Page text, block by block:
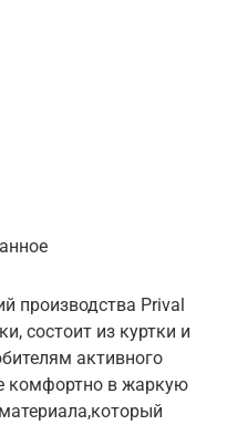
производства Prival
состоит из куртки и
активного
комфортно в жаркую